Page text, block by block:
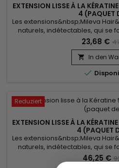
EXTENSION LISSE À LA
4 (PAQUET
Les extensions&nbsp;Mileva
naturels, indétectables, qui se
votre chevelure, en
longueur.&nbsp; Très soyeux,
hair.&nbsp; Le cheveu est très
très
23,68 €
 In den

Reduziert
EXTENSION LISSE À LA
4 (PAQUET
Les extensions&nbsp;Mileva
naturels, indétectables, qui se
votre chevelure, en
longueur.&nbsp; Très soyeux,
46,25 €